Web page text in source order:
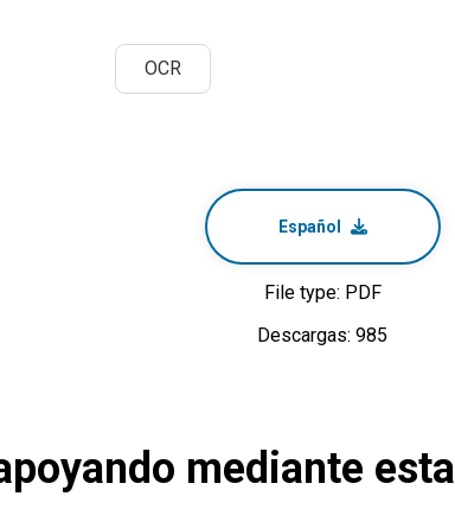
OCR
Español
File type: PDF
Descargas: 985
mediante esta